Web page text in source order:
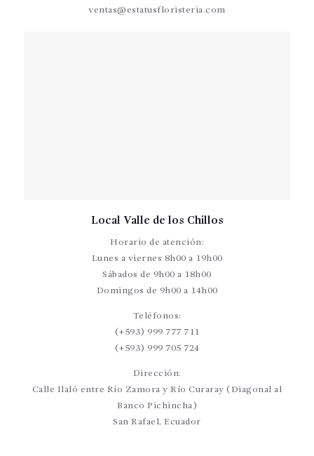
ventas@estatusfloristeria.com
Local Valle de los Chillos
Horario de atención:
Lunes a viernes 8h00 a 19h00
Sábados de 9h00 a 18h00
Domingos de 9h00 a 14h00
Teléfonos:
(+593) 999 777 711
(+593) 999 705 724
Dirección:
Calle Ilaló entre Río Zamora y Río Curaray (Diagonal al
Banco Pichincha)
San Rafael, Ecuador